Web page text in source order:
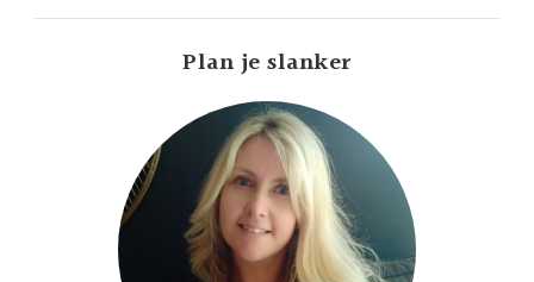
Plan je slanker